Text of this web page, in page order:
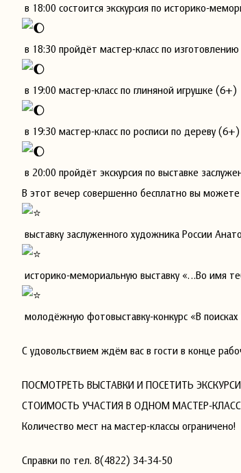
в 18:00 состоится экскурсия по историко-
в 18:30 пройдёт мастер-класс по
в 19:00 мастер-класс по глиняной игрушке (6+)
в 19:30 мастер-класс по росписи по дереву (6+)
в 20:00 пройдёт экскурсия по выставке
В этот вечер совершенно бесплатно вы
выставку заслуженного художника России
историко-мемориальную выставку «…Во имя
молодёжную фотовыставку-конкурс «В поисках
С удовольствием ждём вас в гости в конце
ПОСМОТРЕТЬ ВЫСТАВКИ И ПОСЕТИТЬ
СТОИМОСТЬ УЧАСТИЯ В ОДНОМ МАСТЕР-
Количество мест на мастер-классы ограничено!
Справки по тел. 8(4822) 34-34-50